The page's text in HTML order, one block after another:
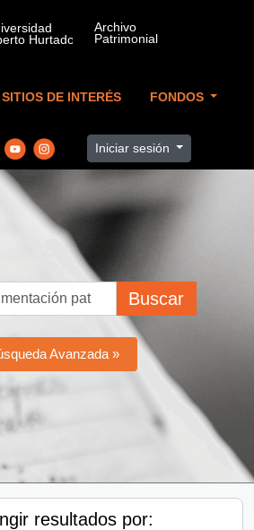
SITIOS DE INTERÉS FONDOS
Iniciar sesión
Buscar
Avanzada »
resultados por: